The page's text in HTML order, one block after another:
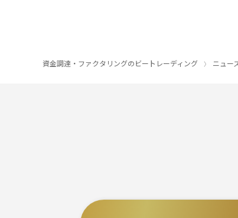
資金調達・ファクタリングのビートレーディング ニュー